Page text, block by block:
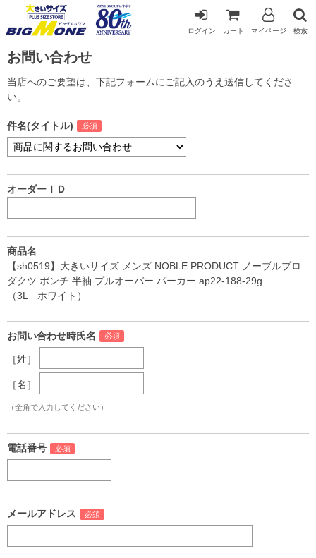
ログイン カート マイページ 検索
お問い合わせ
当店へのご要望は、下記フォームにご記入のうえ送信してくださ
い。
件名(タイトル)
オーダーＩＤ
商品名
【sh0519】大きいサイズ メンズ NOBLE PRODUCT ノーブルプロ
ダクツ ポンチ 半袖 プルオーバー パーカー ap22-188-29g
（3L ホワイト）
お問い合わせ時氏名
［姓］
［名］
（全角で入力してください）
電話番号
メールアドレス